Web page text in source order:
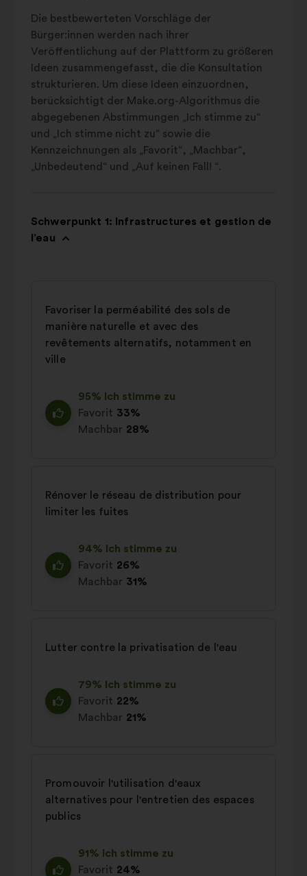
Die bestbewerteten Vorschläge der
Bürger:innen werden nach ihrer
Veröffentlichung auf der Plattform zu größeren
Ideen zusammengefasst, die die Konsultation
strukturieren. Um diese Ideen einzuordnen,
berücksichtigt der Make.org-Algorithmus die
abgegebenen Abstimmungen „Ich stimme zu“
und „Ich stimme nicht zu“ sowie die
Kennzeichnungen als „Favorit“, „Machbar“,
„Unbedeutend“ und „Auf keinen Fall! “.
Schwerpunkt 1: Infrastructures et gestion de
l’eau
Favoriser la perméabilité des sols de
manière naturelle et avec des
revêtements alternatifs, notamment en
ville
95% Ich stimme zu
Favorit 33%
Machbar 28%
Rénover le réseau de distribution pour
limiter les fuites
94% Ich stimme zu
Favorit 26%
Machbar 31%
Lutter contre la privatisation de l'eau
79% Ich stimme zu
Favorit 22%
Machbar 21%
Promouvoir l'utilisation d'eaux
alternatives pour l'entretien des espaces
publics
91% Ich stimme zu
Favorit 24%